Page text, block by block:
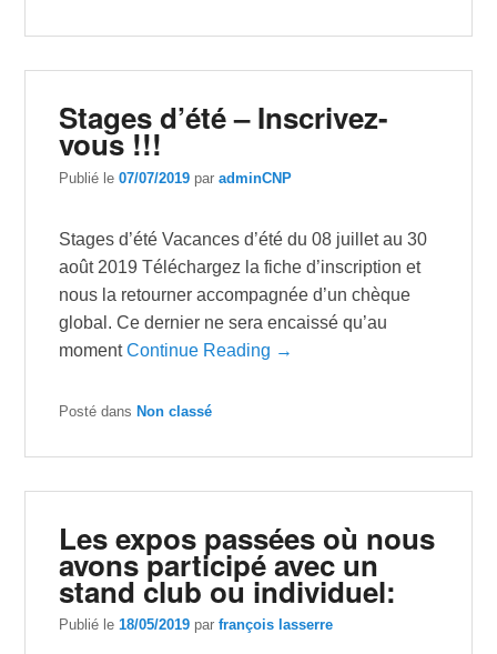
Stages d’été – Inscrivez-
vous !!!
Publié le07/07/2019 paradminCNP
Stages d’été Vacances d’été du 08 juillet au 30
août 2019 Téléchargez la fiche d’inscription et
nous la retourner accompagnée d’un chèque
global. Ce dernier ne sera encaissé qu’au
momentContinue Reading →
Posté dans Non classé
Les expos passées où nous
avons participé avec un
stand club ou individuel:
Publié le18/05/2019 parfrançois lasserre